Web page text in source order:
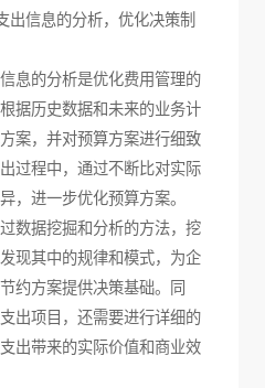
出信息的分析，优化决策制
息的分析是优化费用管理的
据历史数据和未来的业务计
案，并对预算方案进行细致
过程中，通过不断比对实际
，进一步优化预算方案。
数据挖掘和分析的方法，挖
现其中的规律和模式，为企
约方案提供决策基础。同
出项目，还需要进行详细的
出带来的实际价值和商业效